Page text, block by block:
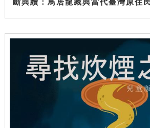
斷與續：鳥居龍藏與當代臺灣原住